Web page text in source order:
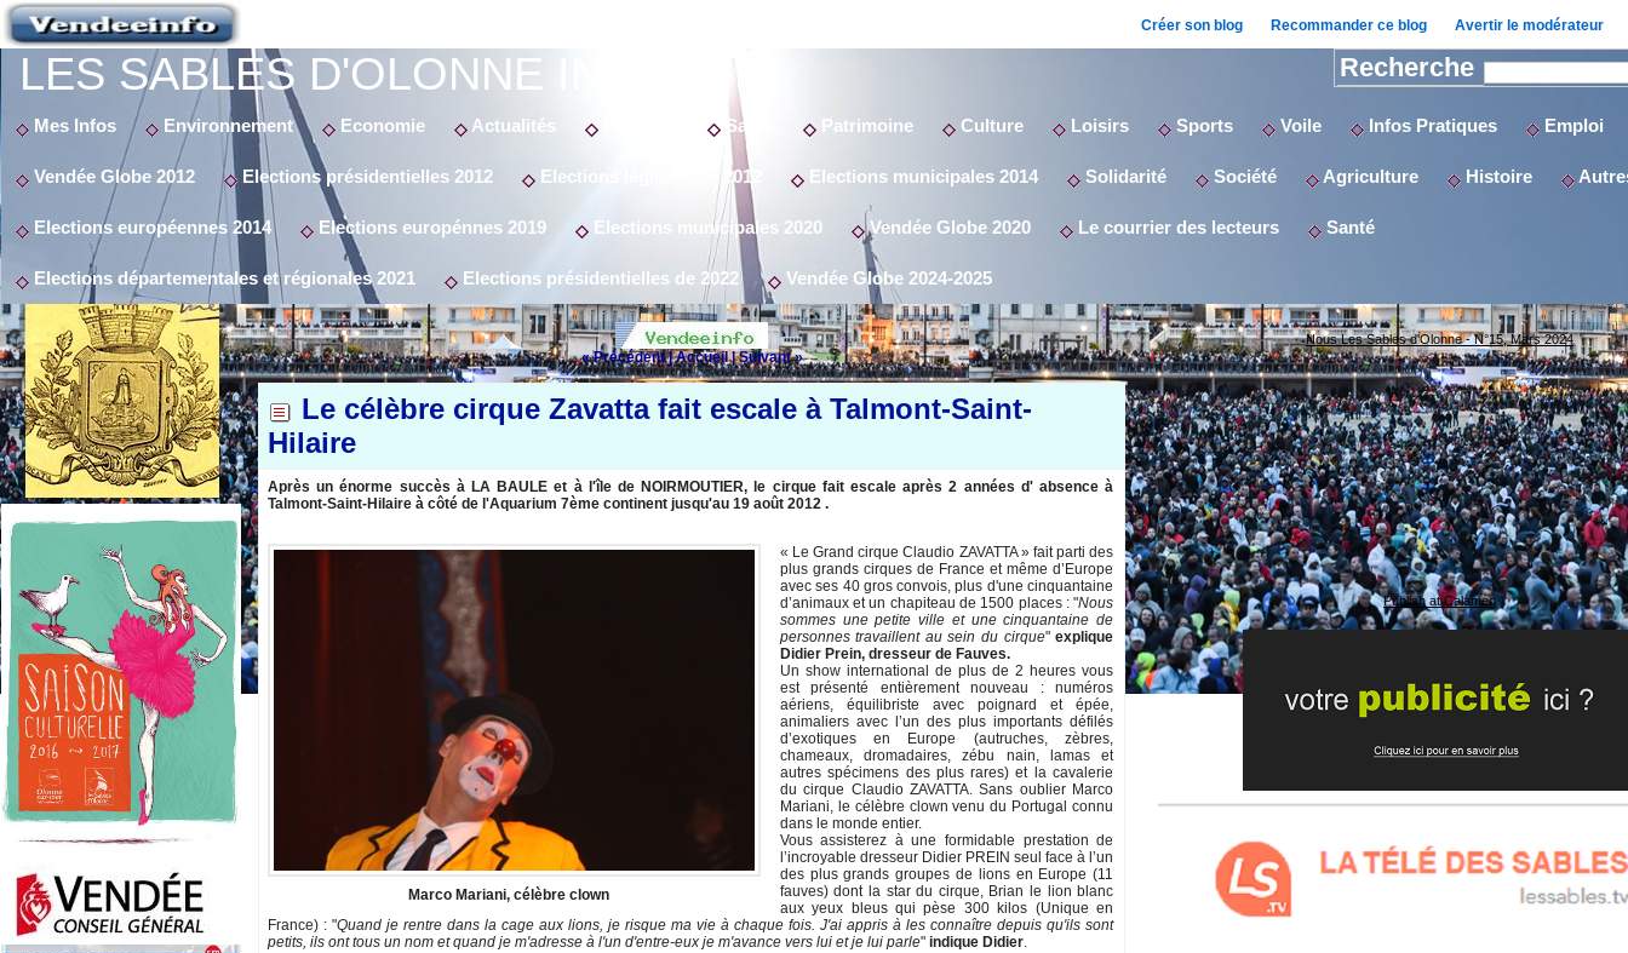
Créer son blog Recommander ce blog Avertir le modérateur
LES SABLES D'OLONNE INFO Recherche
Mes Infos Environnement Economie Actualités Santé Patrimoine Culture Loisirs Sports Voile Infos Pratiques Emploi
Vendée Globe 2012 Elections présidentielles 2012 Elections législatives 2012 Elections municipales 2014 Solidarité Société Agriculture Histoire
Elections européennes 2014 Elections europénnes 2019 Elections municipales 2020 Vendée Globe 2020 Le courrier des lecteurs Santé
Elections départementales et régionales 2021 Elections présidentielles de 2022 Vendée Globe 2024-2025
« Précédent |Accueil |Suivant »
Le célèbre cirque Zavatta fait escale à Talmont-Saint-
Hilaire
Après un énorme succès à LA BAULE et à l'île de NOIRMOUTIER, le cirque fait escale après 2 années d' absence à
Talmont-Saint-Hilaire à côté de l'Aquarium 7ème continent jusqu'au 19 août 2012 .
Marco Mariani, célèbre clown
« Le Grand cirque Claudio ZAVATTA » fait parti des
plus grands cirques de France et même d’Europe
avec ses 40 gros convois, plus d'une cinquantaine
d’animaux et un chapiteau de 1500 places : "Nous
sommes une petite ville et une cinquantaine de
personnes travaillent au sein du cirque"explique
Didier Prein, dresseur de Fauves.
Un show international de plus de 2 heures vous
est présenté entièrement nouveau : numéros
aériens, équilibriste avec poignard et épée,
animaliers avec l’un des plus importants défilés
d’exotiques en Europe (autruches, zèbres,
chameaux, dromadaires, zébu nain, lamas et
autres spécimens des plus rares) et la cavalerie
du cirque Claudio ZAVATTA. Sans oublier Marco
Mariani, le célèbre clown venu du Portugal connu
dans le monde entier.
Vous assisterez à une formidable prestation de
l’incroyable dresseur Didier PREIN seul face à l’un
des plus grands groupes de lions en Europe (11
fauves) dont la star du cirque, Brian le lion blanc
aux yeux bleus qui pèse 300 kilos (Unique en
France) : "Quand je rentre dans la cage aux lions, je risque ma vie à chaque fois. J'ai appris à les connaître depuis qu'ils sont
petits, ils ont tous un nom et quand je m'adresse à l'un d'entre-eux je m'avance vers lui et je lui parle"indique Didier.
Nous Les Sables d'Olonne - N°15, Mars 2024
Publish at Calameo